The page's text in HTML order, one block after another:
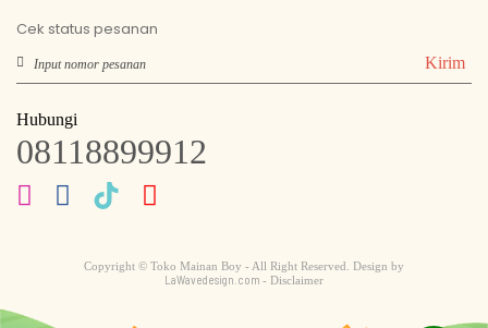
Cek status pesanan
Kirim
Hubungi
08118899912
Copyright © Toko Mainan Boy - All Right Reserved. Design by
LaWavedesign.com - Disclaimer